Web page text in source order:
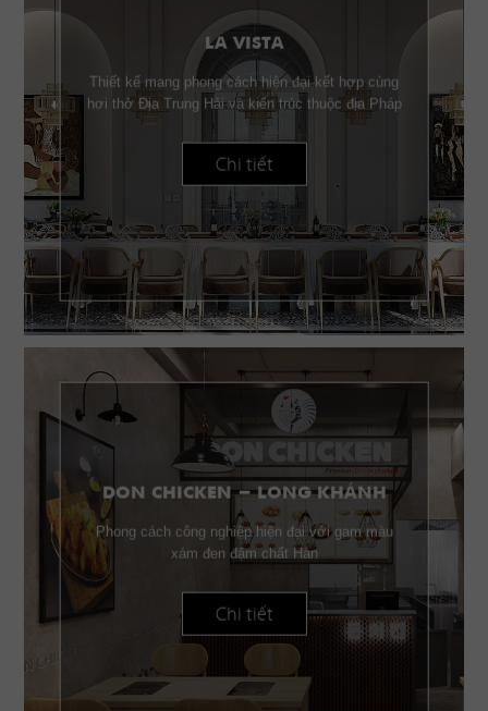
LA VISTA
Thiết kế mang phong cách hiện đại kết hợp cùng
hơi thở Địa Trung Hải và kiến trúc thuộc địa Pháp
Chi tiết
DON CHICKEN - LONG KHÁNH
Phong cách công nghiệp hiện đại với gam màu
xám đen đậm chất Hàn
Chi tiết